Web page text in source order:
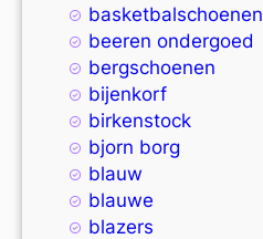
basketbalschoenen
beeren ondergoed
bergschoenen
bijenkorf
birkenstock
bjorn borg
blauw
blauwe
blazers